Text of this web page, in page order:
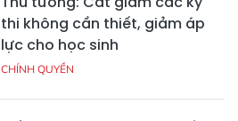
thi không cần thiết, giảm áp
lực cho học sinh
CHÍNH QUYỀN